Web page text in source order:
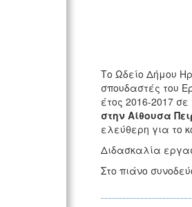
Το Ωδείο Δήμου
σπουδαστές του
έτος 2016-2017
στην Αίθουσα
ελεύθερη για το
Διδασκαλία
Στο πιάνο